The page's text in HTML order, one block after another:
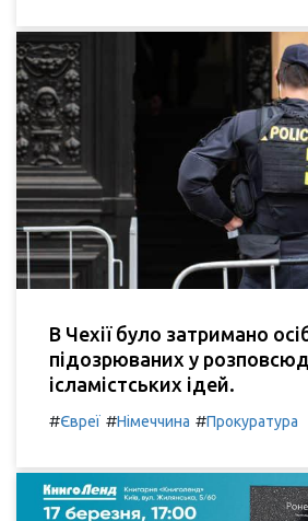
В Чехії було затримано
підозрюваних у
ісламістських ідей.
#Євреї #Німеччина #Прокуратура